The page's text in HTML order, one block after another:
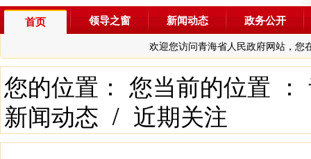
首页
欢迎您访问青海省人民政府网站，您
领导之窗 新闻动态 政务公开
您的位置： 您当前的位置 ：
新闻动态 / 近期关注